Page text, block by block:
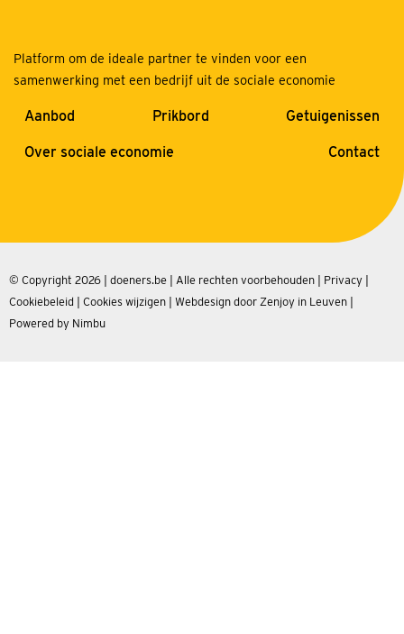
Platform om de ideale partner te vinden voor een
samenwerking met een bedrijf uit de sociale economie
Aanbod Prikbord Getuigenissen
Over sociale economie Contact
© Copyright 2026 | doeners.be | Alle rechten voorbehouden | Privacy
Cookiebeleid
Cookies wijzigen Webdesign door Zenjoy in Leuven
Powered by Nimbu